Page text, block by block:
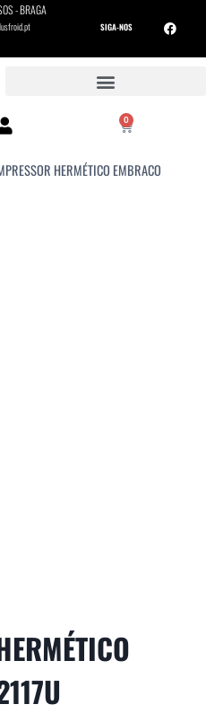
- BRAGA
SIGA-NOS
0
HERMÉTICO EMBRACO